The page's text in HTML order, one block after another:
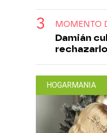
MOMENTO
Damián
rechazarlo
HOGARMANIA